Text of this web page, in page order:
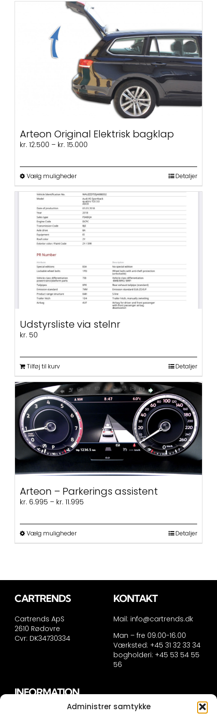
Administrer samtykke
Arteon Original Elektrisk bagklap
kr. 12.500 – kr. 15.000
Vælg mulighederDette
vare
har
flere
varianter.
Mulighederne
kan
vælges
varesiden
Detaljer
Udstyrsliste via stelnr
kr. 50
Tilføj til kurv Detaljer
Arteon – Parkerings assistent
kr. 6.995 – kr. 11.995
Vælg mulighederDette
vare
Mulighederne
Detaljer
CARTRENDS
Cartrends ApS
2610 Rødovre
Cvr: DK34730334
KONTAKT
Mail: info@cartrends.dk
Man – fre 09.00-16.00
Værksted: +45 31 32 33 34
bogholderi: +45 53 54 55
56
INFORMATION